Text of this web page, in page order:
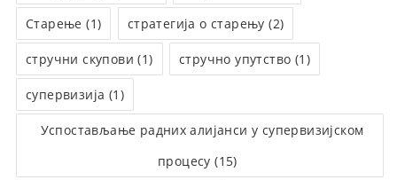
Старење (1) стратегија о старењу (2)
стручни скупови (1) стручно упутство (1)
супервизија (1)
Успостављање радних алијанси у супервизијском
процесу (15)